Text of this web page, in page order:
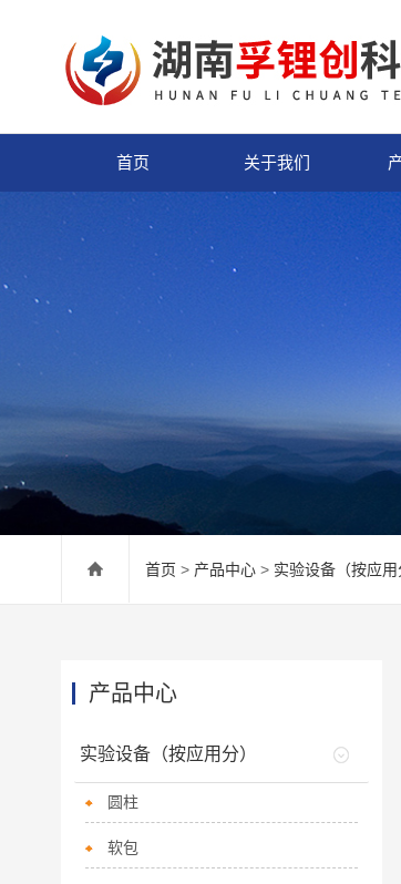
首页 关于我们
首页 > 产品中心 > 实验设备（按应用
产品中心
实验设备（按应用分）
圆柱
软包